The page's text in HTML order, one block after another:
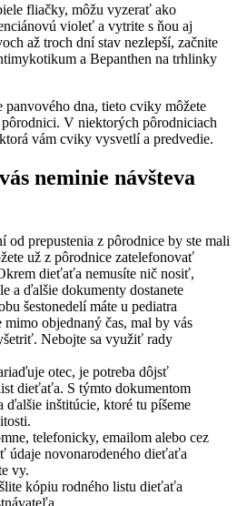
fliačky, môžu vyzerať ako
violeť a vytrite s ňou aj
až troch dní stav nezlepší, začnite
a Bepanthen na trhlinky
panvového dna, tieto cviky môžete
V niektorých pôrodniciach
vám cviky vysvetlí a predvedie.
neminie návšteva
od prepustenia z pôrodnice by ste mali
už z pôrodnice zatelefonovať
dieťaťa nemusíte nič nosiť,
a ďalšie dokumenty dostanete
šestonedelí máte u pediatra
objednaný čas, mal by vás
Nebojte sa využiť rady
otec, je potreba dôjsť
dieťaťa. S týmto dokumentom
ďalšie inštitúcie, ktoré tu píšeme
telefonicky, emailom alebo cez
údaje novonarodeného dieťaťa
vy.
kópiu rodného listu dieťaťa